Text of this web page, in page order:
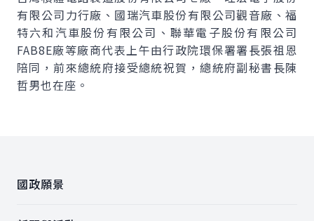
有限公司力行廠、國瑞汽車股份有限公司觀音廠、福
特六和汽車股份有限公司、聯華電子股份有限公司
FAB8E廠等廠商代表上午由行政院環保署署長張祖恩
陪同，前來總統府接受總統祝賀，總統府副秘書長陳
哲男也在座。
國政願景